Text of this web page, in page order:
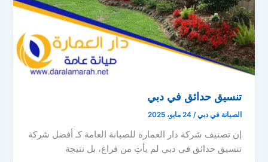
تنسيق حدائق في دبي
الصيانة في دبي/24 مايو، 2025
إن تصنيف شركة دار العمارة للصيانة العامة كـ أفضل شركة
تنسيق حدائق في دبي لم يأتِ من فراغ، بل نتيجة